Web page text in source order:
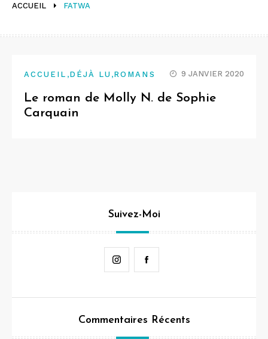
ACCUEIL FATWA
ACCUEIL ,DÉJÀ LU ,ROMANS 9 JANVIER 2020
Le roman de Molly N. de Sophie
Carquain
Suivez-Moi
Instagram
Commentaires Récents